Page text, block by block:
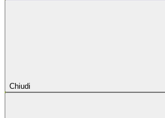
Chiudi